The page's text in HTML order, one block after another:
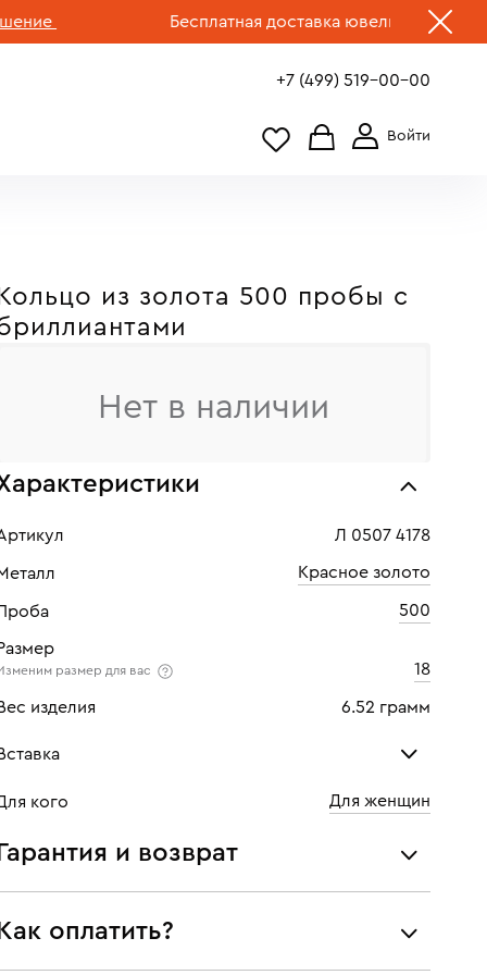
Бесплатная доставка ювелирных изделий
+7 (499) 519-00-00
Кольцо из золота 500 пробы с
Нет в наличии
Л 0507 4178
Красное золото
500
размер для вас 18
изделия 6.52 грамм
Бриллиант
Количество 1 шт
Каратность 0,02
Огранка Круглая
кого Для женщин
Гарантия и возврат
предоставляем следующие гарантии:
брендовых украшений;
Как оплатить?